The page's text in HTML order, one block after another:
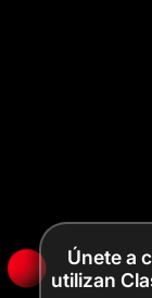
Únete a
utilizan